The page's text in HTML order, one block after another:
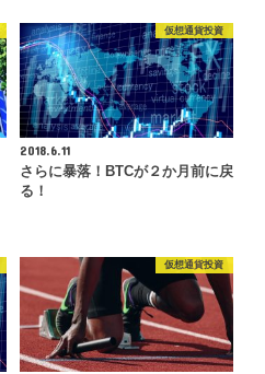
仮想通貨投資
2018.6.11
さらに暴落！BTCが２か月前に戻
る！
仮想通貨投資